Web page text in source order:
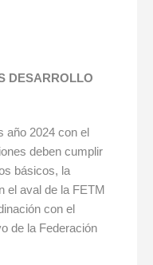
DESARROLLO
año 2024 con el
deben cumplir
básicos, la
el aval de la FETM
con el
de la Federación